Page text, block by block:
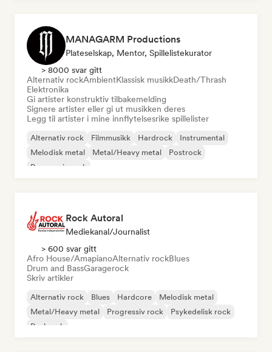
MANAGARM Productions
Plateselskap, Mentor, Spillelistekurator
> 8000 svar gitt
Alternativ rockAmbientKlassisk musikkDeath/Thrash
Elektronika
Gi artister konstruktiv tilbakemelding
Signere artister eller gi ut musikken deres
Legg til artister i mine innflytelsesrike spillelister
Alternativ rock Filmmusikk Hardrock
Instrumental
Melodisk metal
Metal/Heavy metal
Postrock
Progressiv rock
Rock Autoral
Mediekanal/journalist
> 600 svar gitt
Afro House/AmapianoAlternativ rockBlues
Drum and BassGaragerock
Skriv artikler
Alternativ rock Blues Hardcore
Melodisk metal
Metal/Heavy metal
Progressiv rock
Psykedelisk rock
Punkrock